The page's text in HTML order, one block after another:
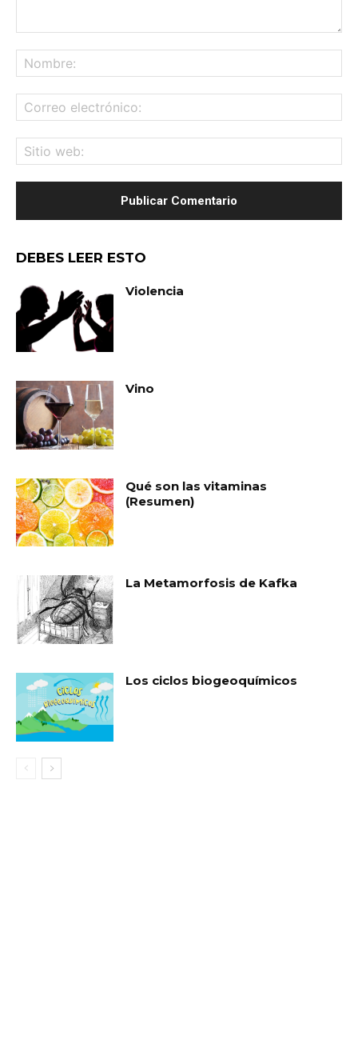
DEBES LEER ESTO
Violencia
Vino
Qué son las vitaminas
(Resumen)
La Metamorfosis de Kafka
Los ciclos biogeoquímicos